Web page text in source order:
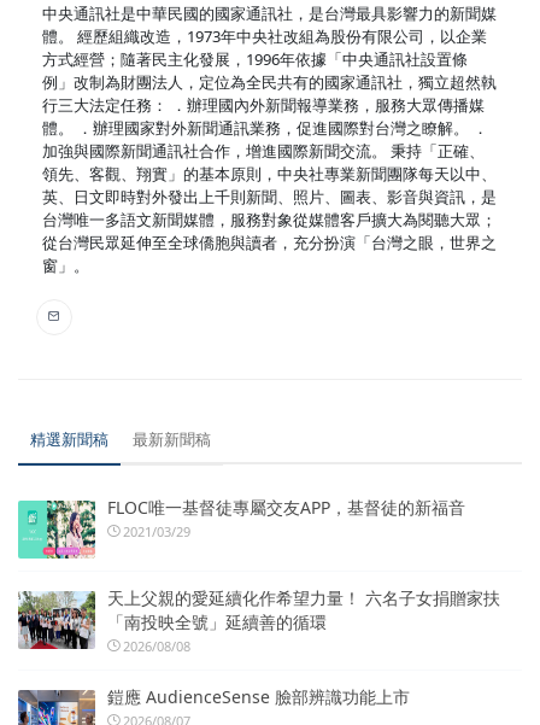
中央通訊社是中華民國的國家通訊社，是台灣最具影響力的新聞媒
體。 經歷組織改造，1973年中央社改組為股份有限公司，以企業
方式經營；隨著民主化發展，1996年依據「中央通訊社設置條
例」改制為財團法人，定位為全民共有的國家通訊社，獨立超然執
行三大法定任務： ．辦理國內外新聞報導業務，服務大眾傳播媒
體。 ．辦理國家對外新聞通訊業務，促進國際對台灣之瞭解。 ．
加強與國際新聞通訊社合作，增進國際新聞交流。 秉持「正確、
領先、客觀、翔實」的基本原則，中央社專業新聞團隊每天以中、
英、日文即時對外發出上千則新聞、照片、圖表、影音與資訊，是
台灣唯一多語文新聞媒體，服務對象從媒體客戶擴大為閱聽大眾；
從台灣民眾延伸至全球僑胞與讀者，充分扮演「台灣之眼，世界之
窗」。
精選新聞稿 最新新聞稿
FLOC唯一基督徒專屬交友APP，基督徒的新福音
2021/03/29
天上父親的愛延續化作希望力量！ 六名子女捐贈家扶
「南投映全號」延續善的循環
2026/08/08
鎧應 AudienceSense 臉部辨識功能上市
2026/08/07